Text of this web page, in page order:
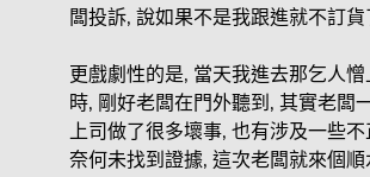
闆投訴, 說如果不是我跟進就不訂貨
更戲劇性的是, 當天我進去那乞人
時, 剛好老闆在門外聽到, 其實老闆
上司做了很多壞事, 也有涉及一些
奈何未找到證據, 這次老闆就來個順